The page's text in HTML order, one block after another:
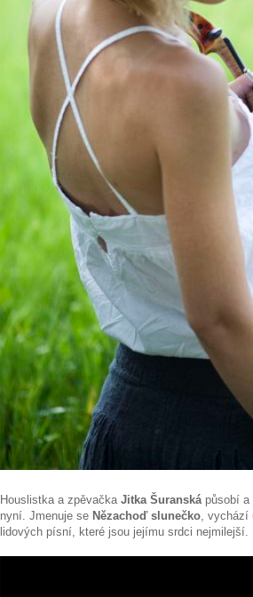
Houslistka a zpěvačka Jitka Šuranská působí
nyní. Jmenuje se Nězachoď slunečko , vychází
lidových písní, které jsou jejímu srdci nejmilejší.